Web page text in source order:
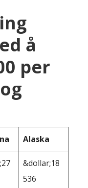
å
per
Alaska
&dollar;18
536